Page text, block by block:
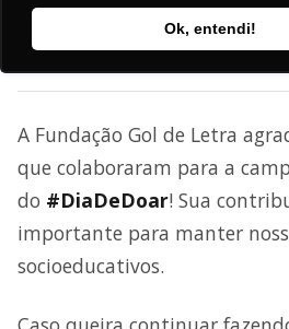
Ok, entendi!
1 de décembre de 2017
A Fundação Gol de Letra
que colaboraram para a
do #DiaDeDoar! Sua
importante para manter
socioeducativos.